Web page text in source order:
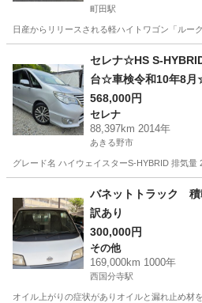
町田駅
日産からリリースされる軽ハイトワゴン「ルー
町田駅
セレナ☆HS S-
台☆車検令和10年8
etooth☆バックカメ
ドドア
568,000円
セレナ
88,397km 2014年
あきる野市
グレード名 ハイウェイスターS-HYBRID 排気
セレナ 車両
バネットトラック
訳あり
300,000円
その他
169,000km 1000年
西国分寺駅
オイル上がりの症状がありオイルと漏れ止め